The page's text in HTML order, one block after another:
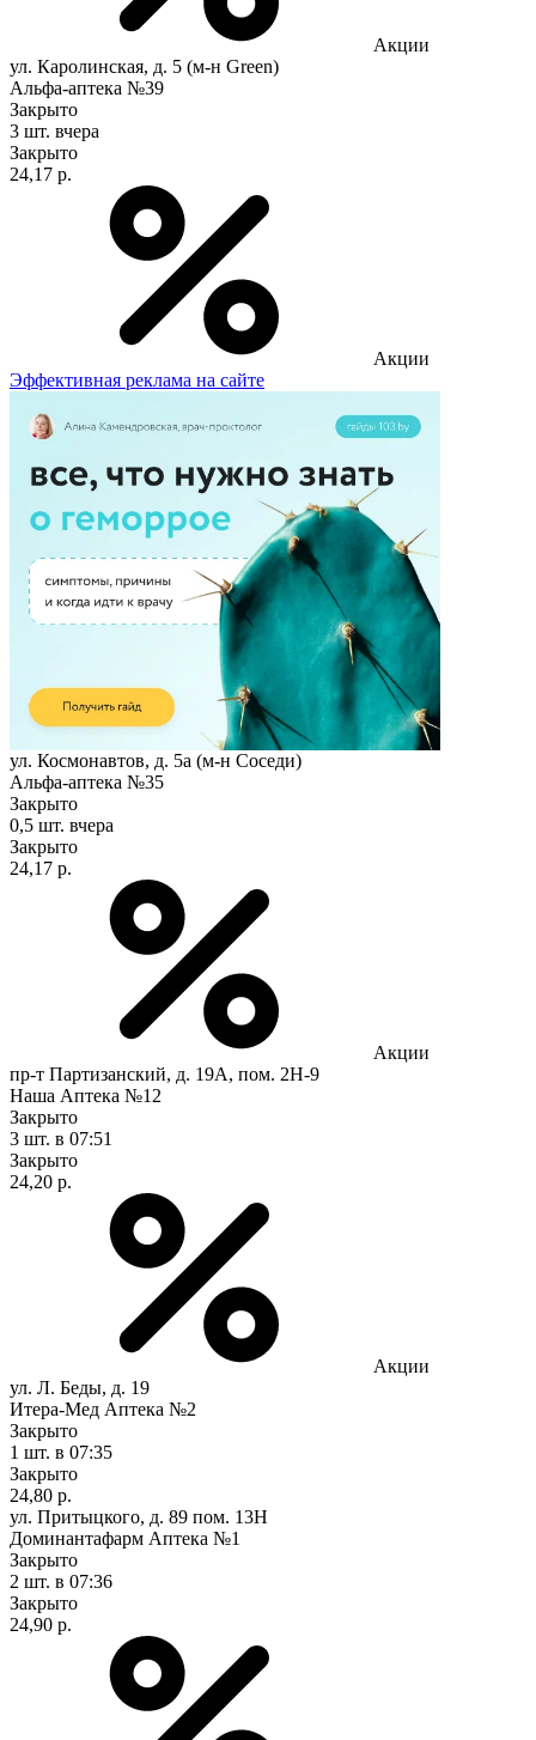
Акции
ул. Каролинская, д. 5 (м-н Green)
Альфа-аптека №39
Закрыто
3 шт. вчера
Закрыто
24,17 р.
Акции
Эффективная реклама на сайте
ул. Космонавтов, д. 5а (м-н Соседи)
Альфа-аптека №35
Закрыто
0,5 шт. вчера
Закрыто
24,17 р.
Акции
пр-т Партизанский, д. 19А, пом. 2Н-9
Наша Аптека №12
Закрыто
3 шт. в 07:51
Закрыто
24,20 р.
Акции
ул. Л. Беды, д. 19
Итера-Мед Аптека №2
Закрыто
1 шт. в 07:35
Закрыто
24,80 р.
ул. Притыцкого, д. 89 пом. 13Н
Доминантафарм Аптека №1
Закрыто
2 шт. в 07:36
Закрыто
24,90 р.